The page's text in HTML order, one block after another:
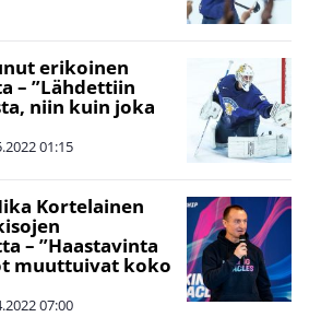
erikoinen
– ”Lähdettiin
niin kuin joka
01:15
Kortelainen
– ”Haastavinta
muuttuivat koko
07:00